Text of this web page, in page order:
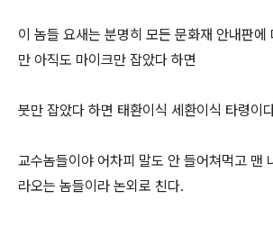
이 놈들 요새는 분명히 모든 문화재 안내판에
만 아직도 마이크만 잡았다 하면
붓만 잡았다 하면 태환이식 세환이식 타령이
교수놈들이야 어차피 말도 안 들어쳐먹고 맨
라오는 놈들이라 논외로 친다.